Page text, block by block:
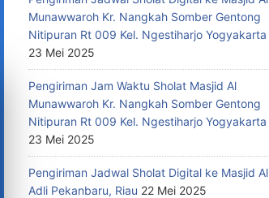
Munawwaroh Kr. Nangkah Somber Gentong
Nitipuran Rt 009 Kel. Ngestiharjo Yogyakarta
23 Mei 2025
Pengiriman Jam Waktu Sholat Masjid Al
Munawwaroh Kr. Nangkah Somber Gentong
Nitipuran Rt 009 Kel. Ngestiharjo Yogyakarta
23 Mei 2025
Pengiriman Jadwal Sholat Digital ke Masjid Al
Adli Pekanbaru, Riau 22 Mei 2025